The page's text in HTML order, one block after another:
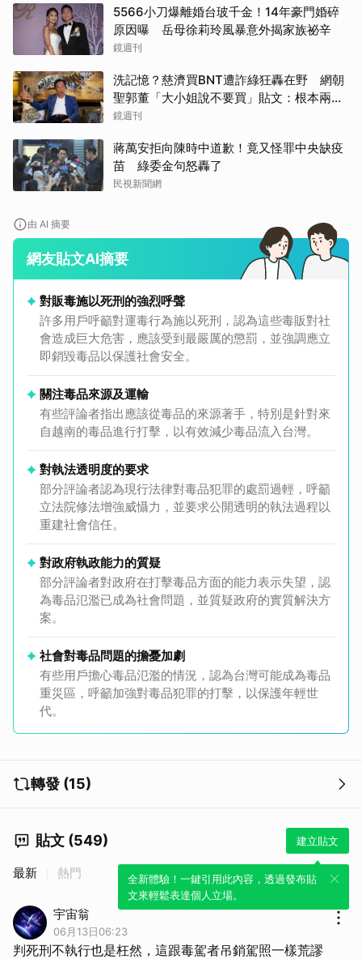
5566小刀爆離婚台玻千金！14年豪門婚碎
原因曝 岳母徐莉玲風暴意外揭家族祕辛
鏡週刊
洗記憶？慈濟買BNT遭詐綠狂轟在野 網朝
聖郭董「大小姐說不要買」貼文：根本兩碼
事
鏡週刊
蔣萬安拒向陳時中道歉！竟又怪罪中央缺疫
苗 綠委金句怒轟了
民視新聞網
由 AI 摘要
網友貼文AI摘要
對販毒施以死刑的強烈呼聲
許多用戶呼籲對運毒行為施以死刑，認為這些毒販對社
會造成巨大危害，應該受到最嚴厲的懲罰，並強調應立
即銷毀毒品以保護社會安全。
關注毒品來源及運輸
有些評論者指出應該從毒品的來源著手，特別是針對來
自越南的毒品進行打擊，以有效減少毒品流入台灣。
對執法透明度的要求
部分評論者認為現行法律對毒品犯罪的處罰過輕，呼籲
立法院修法增強威懾力，並要求公開透明的執法過程以
重建社會信任。
對政府執政能力的質疑
部分評論者對政府在打擊毒品方面的能力表示失望，認
為毒品氾濫已成為社會問題，並質疑政府的實質解決方
案。
社會對毒品問題的擔憂加劇
有些用戶擔心毒品氾濫的情況，認為台灣可能成為毒品
重災區，呼籲加強對毒品犯罪的打擊，以保護年輕世
代。
轉發 (15)
貼文 (549) 建立貼文
全新體驗！一鍵引用此內容，透過發布貼
文來輕鬆表達個人立場。
最新 熱門
宇宙翁
06月13日06:23
判死刑不執行也是枉然，這跟毒駕者吊銷駕照一樣荒謬